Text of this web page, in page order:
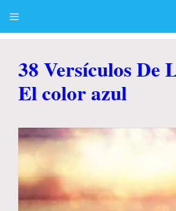
38 Versículos De
El color azul